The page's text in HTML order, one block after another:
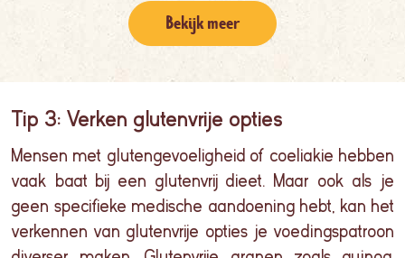
Bekijk meer
Tip 3: Verken glutenvrije opties
Mensen met glutengevoeligheid of coeliakie hebben
vaak baat bij een glutenvrij dieet. Maar ook als je
geen specifieke medische aandoening hebt, kan het
verkennen van glutenvrije opties je voedingspatroon